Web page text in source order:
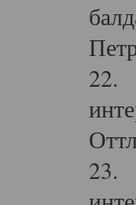
22.
23.